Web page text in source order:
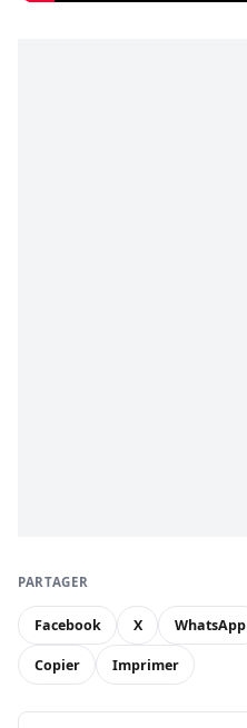
PARTAGER
Facebook X WhatsApp
Copier Imprimer